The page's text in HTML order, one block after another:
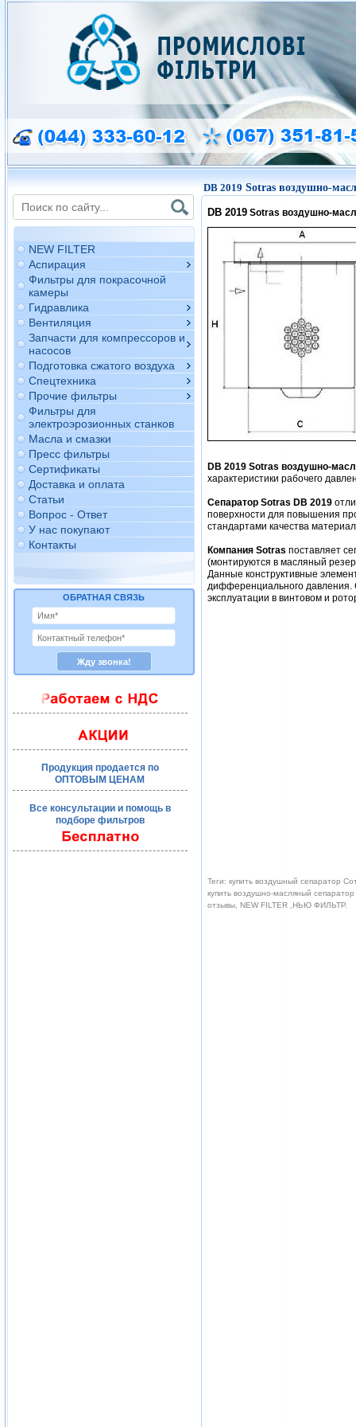
NEW FILTER
Аспирация
Фильтры для покрасочной
камеры
Гидравлика
Вентиляция
Запчасти для компрессоров и
насосов
Подготовка сжатого воздуха
Спецтехника
Прочие фильтры
Фильтры для
электроэрозионных станков
Масла и смазки
Пресс фильтры
Сертификаты
Доставка и оплата
Статьи
Вопрос - Ответ
У нас покупают
Контакты
ОБРАТНАЯ СВЯЗЬ
Продукция продается по
ОПТОВЫМ ЦЕНАМ
Все консультации и помощь в
подборе фильтров
DB 2019 Sotras воздушно-
DB 2019Sotras воздушно-
DB 2019 Sotras воздушно-
характеристики рабочего
Сепаратор Sotras DB 2019
поверхности для повышения
стандартами качества
Компания Sotras поставляет
(монтируются в масляный
Данные конструктивные
дифференциального давления.
эксплуатации в винтовом и
Теги: купить воздушный сепаратор
купить воздушно-масляный
отзывы, NEW FILTER ,НЬЮ ФИЛЬТР.